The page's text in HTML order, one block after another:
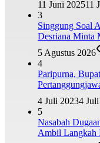
11 Juni 202511
3
Singgung Soal
Desriana Minta
5 Agustus 2026
4
Paripurna,
4 Juli 20234
5
Nasabah
Ambil Langkah